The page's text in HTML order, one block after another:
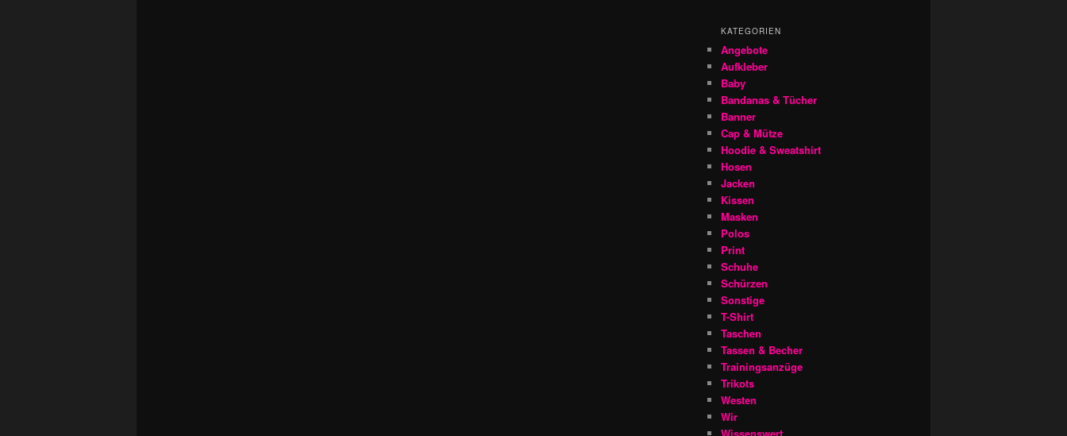
KATEGORIEN
Angebote
Aufkleber
Baby
Bandanas & Tücher
Banner
Cap & Mütze
Hoodie & Sweatshirt
Hosen
Jacken
Kissen
Masken
Polos
Print
Schuhe
Schürzen
Sonstige
T-Shirt
Taschen
Tassen & Becher
Trainingsanzüge
Trikots
Westen
Wir
Wissenswert